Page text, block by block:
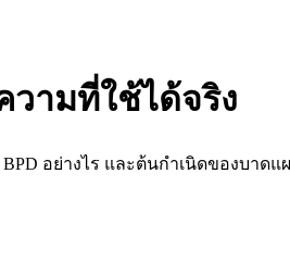
วามที่ใช้ได้จริง
อย่างไร และต้นกำเนิดของบา